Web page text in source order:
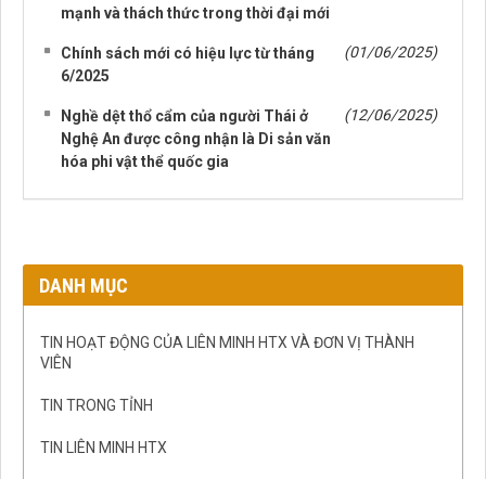
mạnh và thách thức trong thời đại mới
Chính sách mới có hiệu lực từ tháng
6/2025
(01/06/2025)
Nghề dệt thổ cẩm của người Thái ở
Nghệ An được công nhận là Di sản văn
hóa phi vật thể quốc gia
(12/06/2025)
DANH MỤC
TIN HOẠT ĐỘNG CỦA LIÊN MINH HTX VÀ ĐƠN VỊ THÀNH
VIÊN
TIN TRONG TỈNH
TIN LIÊN MINH HTX